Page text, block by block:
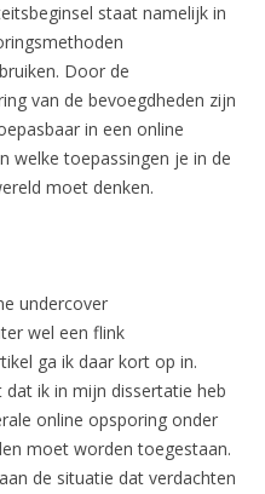
staat namelijk in
Door de
van de bevoegdheden zijn
in een online
welke toepassingen je in de
moet denken.
undercover
wel een flink
ga ik daar kort op in.
ik in mijn dissertatie heb
online opsporing onder
moet worden toegestaan.
de situatie dat verdachten